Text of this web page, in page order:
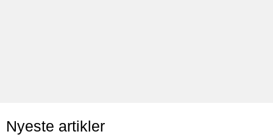
Nyeste artikler